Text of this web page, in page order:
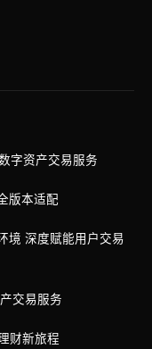
字资产交易服务
版本适配
境 深度赋能用户交易
交易服务
财新旅程